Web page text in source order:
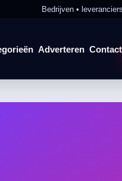
Bedrijven •
Adverteren Contact